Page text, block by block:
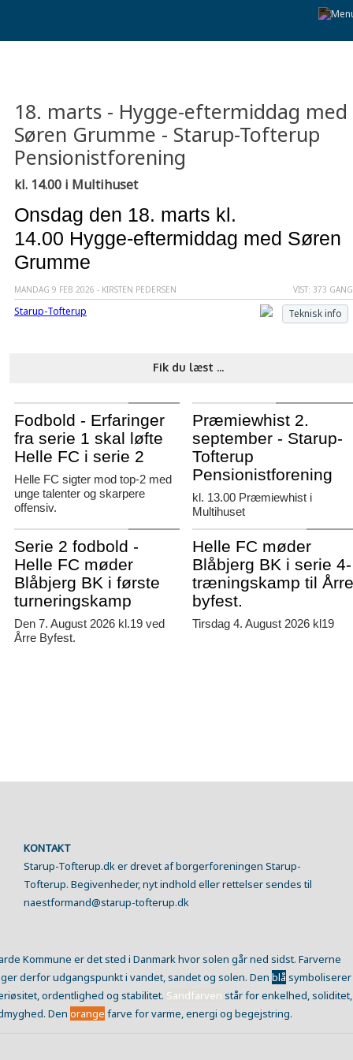
18. marts - Hygge-eftermiddag med
Søren Grumme - Starup-Tofterup
Pensionistforening
kl. 14.00 i Multihuset
Onsdag den 18. marts kl.
14.00 Hygge-eftermiddag med Søren
Grumme
MANDAG 9 FEB 2026 - KIRSTEN PEDERSEN VIST: 373
Starup-Tofterup Teknisk info
Fik du læst ...
Fodbold - Erfaringer
fra serie 1 skal løfte
Helle FC i serie 2
Helle FC sigter mod top-2 med
unge talenter og skarpere
offensiv.
Præmiewhist 2.
september - Starup-
Tofterup
Pensionistforening
kl. 13.00 Præmiewhist i
Multihuset
Serie 2 fodbold -
Helle FC møder
Blåbjerg BK i første
turneringskamp
Den 7. August 2026 kl.19 ved
Årre Byfest.
Helle FC møder
Blåbjerg BK i serie 4-
træningskamp til
byfest.
Tirsdag 4. August 2026 kl19
KONTAKT
Starup-Tofterup.dk er drevet af borgerforeningen Starup-
Tofterup. Begivenheder, nyt indhold eller rettelser sendes til
naestformand@starup-tofterup.dk
Kommune er det sted i Danmark hvor solen går ned sidst. Farverne
derfor udgangspunkt i vandet, sandet og solen. Den blå symboliserer
ordentlighed og stabilitet. Sandfarven står for enkelhed, soliditet,
Den orange farve for varme, energi og begejstring.